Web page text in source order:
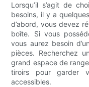
Lorsqu’il s’agit de
besoins, il y a
d’abord, vous devez
boîte. Si vous
vous aurez besoin
pièces. Recherchez
grand espace de
tiroirs pour garder
accessibles.